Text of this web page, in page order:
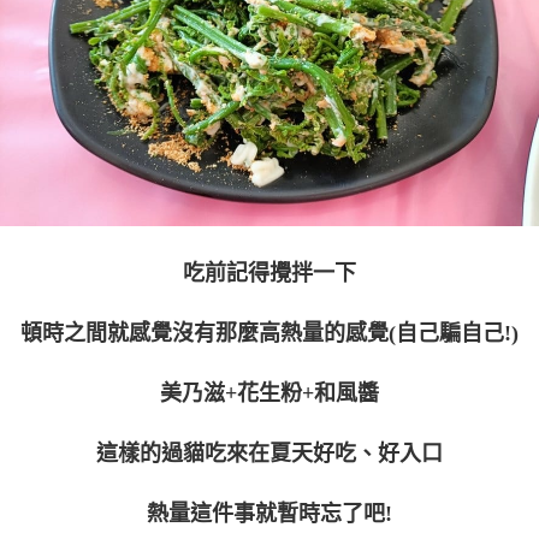
吃前記得攪拌一下
頓時之間就感覺沒有那麼高熱量的感覺(自己騙自己!)
美乃滋+花生粉+和風醬
這樣的過貓吃來在夏天好吃、好入口
熱量這件事就暫時忘了吧!